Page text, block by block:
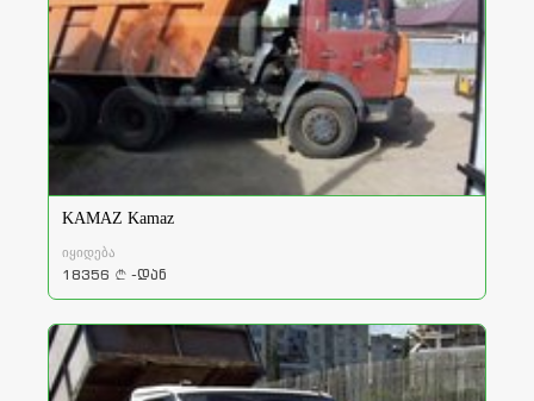
KAMAZ Kamaz
იყიდება
18356 a -დან